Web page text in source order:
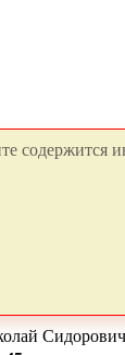
содержится
Сидорович